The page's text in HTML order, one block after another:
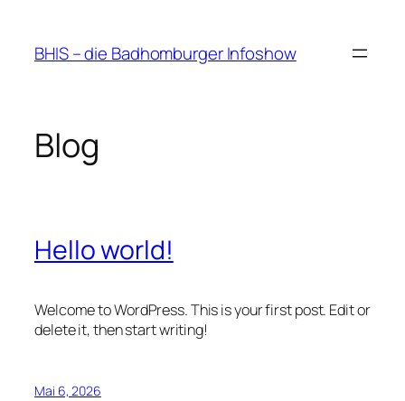
springen
BHIS – die Badhomburger Infoshow
Blog
Hello world!
Welcome to WordPress. This is your first post. Edit or
delete it, then start writing!
Mai 6, 2026